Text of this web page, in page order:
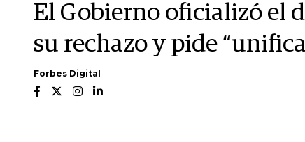
El Gobierno oficializó el
su rechazo y pide
Forbes Digital